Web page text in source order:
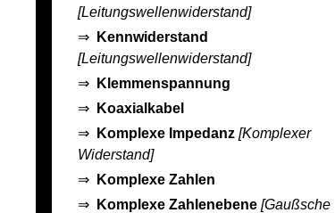
[Leitungswellenwiderstand]
⇒
Kennwiderstand
[Leitungswellenwiderstand]
⇒
Klemmenspannung
⇒
Koaxialkabel
⇒
Komplexe Impedanz[Komplexer
Widerstand]
⇒
Komplexe Zahlen
⇒
Komplexe Zahlenebene[Gaußsche